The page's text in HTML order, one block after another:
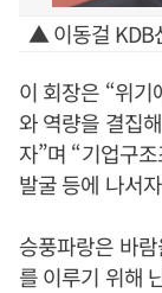
▲ 이동걸 KDB
이 회장은 “위
와 역량을 결집
자”며 “기업구
발굴 등에 나서
승풍파랑은 바
를 이루기 위해